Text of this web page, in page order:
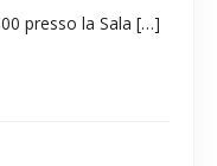
presso la Sala […]